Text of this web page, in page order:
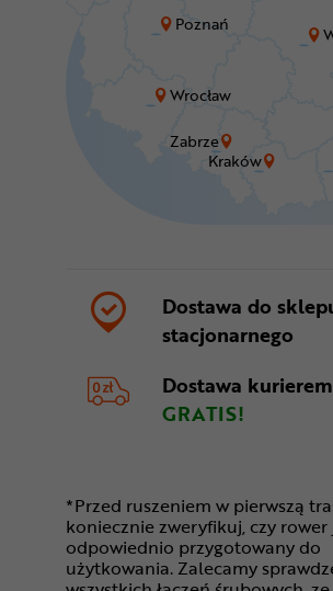
Kraków
Poznań
Wrocław
Zabrze
Dostawa do
stacjonarnego
Dostawa
GRATIS!
*Przed ruszeniem w pierwszą
koniecznie zweryfikuj, czy rower
odpowiednio przygotowany do
użytkowania. Zalecamy